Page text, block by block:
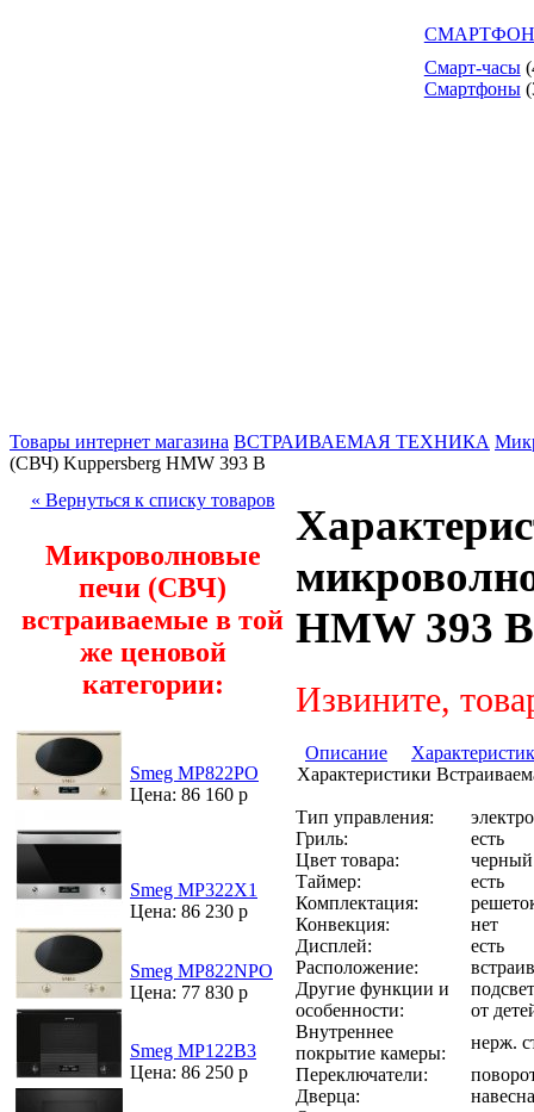
Смарт-часы
Смартфоны
Товары интернет магазина ВСТРАИВАЕМАЯ ТЕХНИКА
(СВЧ) Kuppersberg HMW 393 B
« Вернуться к списку товаров
Микроволновые
печи (СВЧ)
встраиваемые в той
же ценовой
категории:
Smeg MP822PO
Цена: 86 160 р
Smeg MP322X1
Цена: 86 230 р
Smeg MP822NPO
Цена: 77 830 р
Smeg MP122B3
Цена: 86 250 р
HMW 393 B
Извините,
Описание
Характеристики
Тип управления:
Гриль:
есть
Цвет товара:
черный
Таймер:
есть
Комплектация:
Конвекция:
нет
Дисплей:
есть
Расположение:
Другие функции и
особенности:
от
Внутреннее
покрытие камеры:
нерж.
Переключатели:
Дверца: